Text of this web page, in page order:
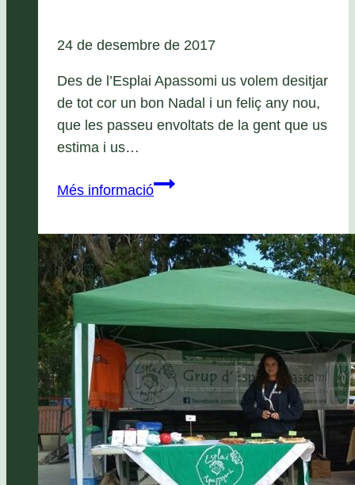
24 de desembre de 2017
Des de l’Esplai Apassomi us volem desitjar
de tot cor un bon Nadal i un feliç any nou,
que les passeu envoltats de la gent que us
estima i us…
Més informacióBon
nou
i
pròxim
any